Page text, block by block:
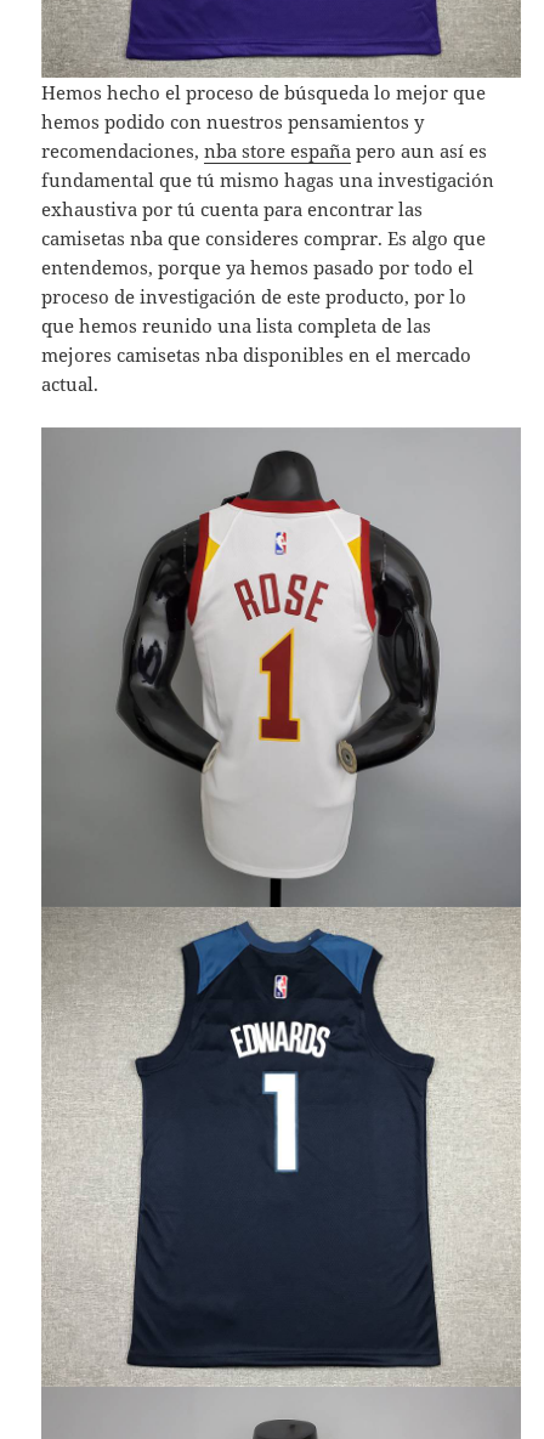
Hemos hecho el proceso de búsqueda lo mejor que
hemos podido con nuestros pensamientos y
recomendaciones,nba store españa pero aun así es
fundamental que tú mismo hagas una investigación
exhaustiva por tú cuenta para encontrar las
camisetas nba que consideres comprar. Es algo que
entendemos, porque ya hemos pasado por todo el
proceso de investigación de este producto, por lo
que hemos reunido una lista completa de las
mejores camisetas nba disponibles en el mercado
actual.